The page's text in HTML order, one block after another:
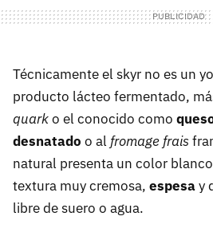
Técnicamente el skyr no es un
producto lácteo fermentado,
quarko el conocido como
desnatado o al fromage frais
natural presenta un color
textura muy cremosa, espesay
libre de suero o agua.